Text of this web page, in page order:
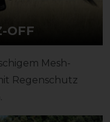
OFF
Mesh-
Regenschutz